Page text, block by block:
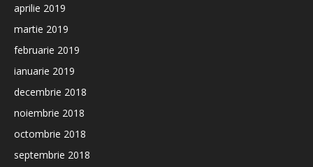
aprilie 2019
martie 2019
februarie 2019
ianuarie 2019
decembrie 2018
noiembrie 2018
octombrie 2018
septembrie 2018